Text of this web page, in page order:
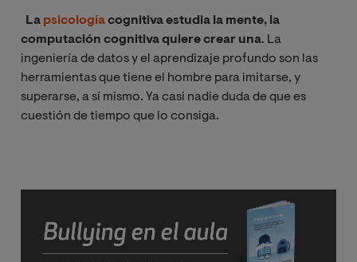
La psicologíacognitiva estudia la mente, la
computación cognitiva quiere crear una. La
ingeniería de datos y el aprendizaje profundo son las
herramientas que tiene el hombre para imitarse, y
superarse, a sí mismo. Ya casi nadie duda de que es
cuestión de tiempo que lo consiga.